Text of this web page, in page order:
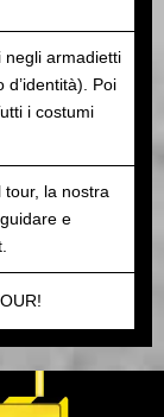
negli armadietti
Poi
i costumi
la nostra
e